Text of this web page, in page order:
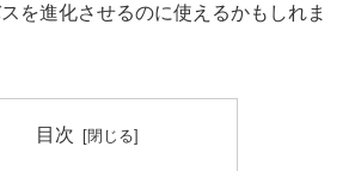
を進化させるのに使えるかもしれま
目次